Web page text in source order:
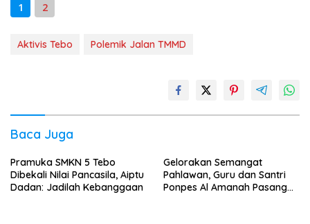
1
2
Aktivis Tebo Polemik Jalan TMMD
Baca Juga
Pramuka SMKN 5 Tebo
Dibekali Nilai Pancasila, Aiptu
Dadan: Jadilah Kebanggaan
Gelorakan Semangat
Pahlawan, Guru dan Santri
Ponpes Al Amanah Pasang